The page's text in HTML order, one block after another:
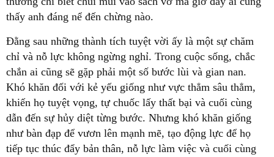
thấy anh đáng nể đến chừng nào.
Đằng sau những thành tích tuyệt vời ấy là một sự chăm
chỉ và nỗ lực không ngừng nghỉ. Trong cuộc sống, chắc
chắn ai cũng sẽ gặp phải một số bước lùi và gian nan.
Khó khăn đối với kẻ yếu giống như vực thẳm sâu thẳm,
khiến họ tuyệt vọng, tự chuốc lấy thất bại và cuối cùng
dẫn đến sự hủy diệt từng bước. Nhưng khó khăn giống
như bàn đạp để vươn lên mạnh mẽ, tạo động lực để họ
tiếp tục thúc đẩy bản thân, nỗ lực làm việc và cuối cùng